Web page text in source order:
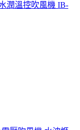
潤溫控吹風機 IB-